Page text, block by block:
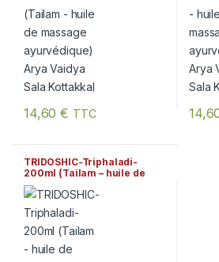
14,60€ TTC
TRIDOSHIC-Triphaladi-
200ml (Tailam – huile de
massage ayurvédique) Arya
Vaidya Sala Kottakkal